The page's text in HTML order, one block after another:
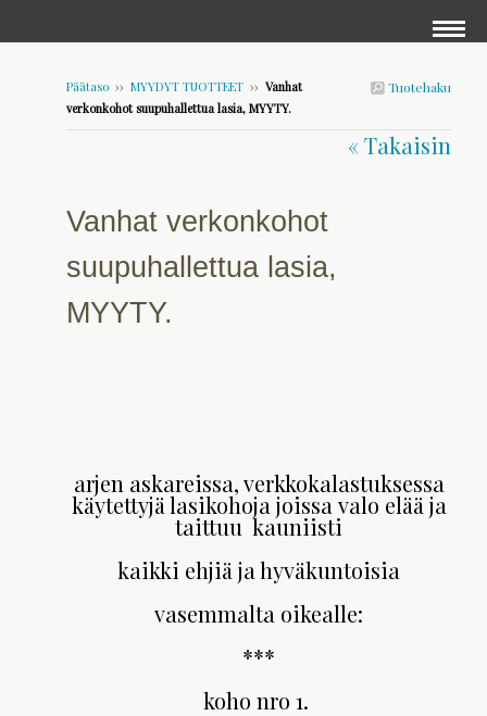
Tuotehaku
Päätaso ›› MYYDYT TUOTTEET ›› Vanhat
verkonkohot suupuhallettua lasia, MYYTY.
« Takaisin
Vanhat verkonkohot
suupuhallettua lasia,
MYYTY.
arjen askareissa, verkkokalastuksessa
käytettyjä lasikohoja joissa valo elää ja
taittuu kauniisti
kaikki ehjiä ja hyväkuntoisia
vasemmalta oikealle:
***
koho nro 1.